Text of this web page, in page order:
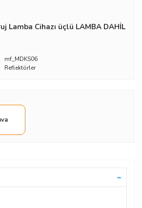
Lamba Cihazı üçlü LAMBA DAHİL
mf_MDKS06
Reflektörler